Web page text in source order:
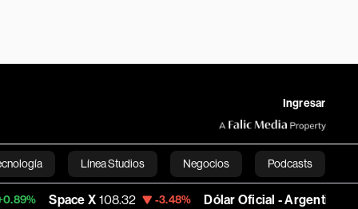
Ingresar
Línea Studios Negocios Podcasts
English
Space X 108.32 -3.48% Dólar Oficial - Argentina